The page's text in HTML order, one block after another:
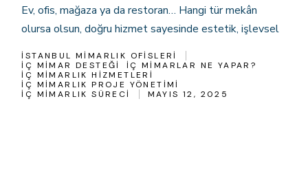
Ev, ofis, mağaza ya da restoran… Hangi tür mekân
olursa olsun, doğru hizmet sayesinde estetik, işlevsel
İSTANBUL MIMARLIK OFISLERI
IÇ MIMAR DESTEĞI
IÇ MIMARLAR NE YAPAR?
IÇ MIMARLIK HIZMETLERI
IÇ MIMARLIK PROJE YÖNETIMI
IÇ MIMARLIK SÜRECI
MAYIS 12, 2025